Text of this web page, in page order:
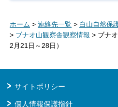
ホーム > 連絡先一覧 > 白山自然保
> ブナオ山観察舎観察情報 > ブナ
2月21日～28日）
サイトポリシー
個人情報保護指針